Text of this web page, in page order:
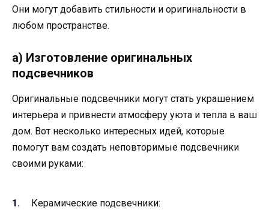
Они могут добавить стильности и оригинальности в
любом пространстве.
а) Изготовление оригинальных
подсвечников
Оригинальные подсвечники могут стать украшением
интерьера и привнести атмосферу уюта и тепла в ваш
дом. Вот несколько интересных идей, которые
помогут вам создать неповторимые подсвечники
своими руками:
Керамические подсвечники: